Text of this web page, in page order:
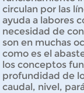
circulan por las
ayuda a labores
necesidad de
son en muchas
como es el
los conceptos
profundidad de
caudal, nivel,